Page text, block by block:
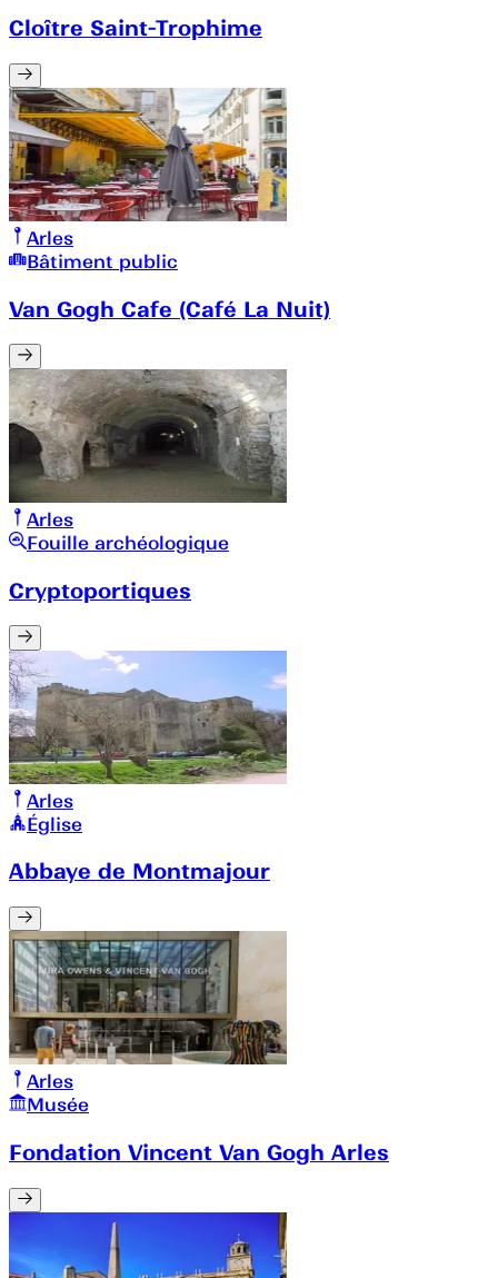
Cloître Saint-Trophime
Arles
Bâtiment public
Van Gogh Cafe (Café La Nuit)
Arles
Fouille archéologique
Cryptoportiques
Arles
Église
Abbaye de Montmajour
Arles
Musée
Fondation Vincent Van Gogh Arles